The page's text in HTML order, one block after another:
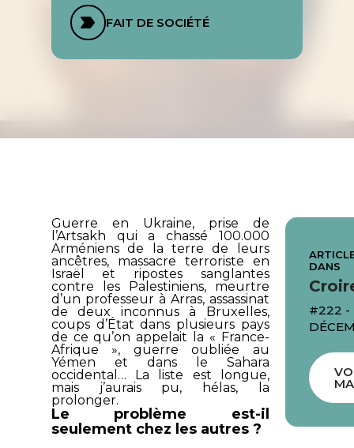
FAIT DE SOCIÉTÉ
Guerre en Ukraine, prise de
l’Artsakh qui a chassé 100.000
Arméniens de la terre de leurs
ancêtres, massacre terroriste en
Israël et ripostes sanglantes
contre les Palestiniens, meurtre
d’un professeur à Arras, assassinat
de deux inconnus à Bruxelles,
coups d’État dans plusieurs pays
de ce qu’on appelait la « France-
Afrique », guerre oubliée au
Yémen et dans le Sahara
occidental… La liste est longue,
mais j’aurais pu, hélas, la
prolonger.
Le problème est-il
seulement chez les autres ?
DANS
#222 -